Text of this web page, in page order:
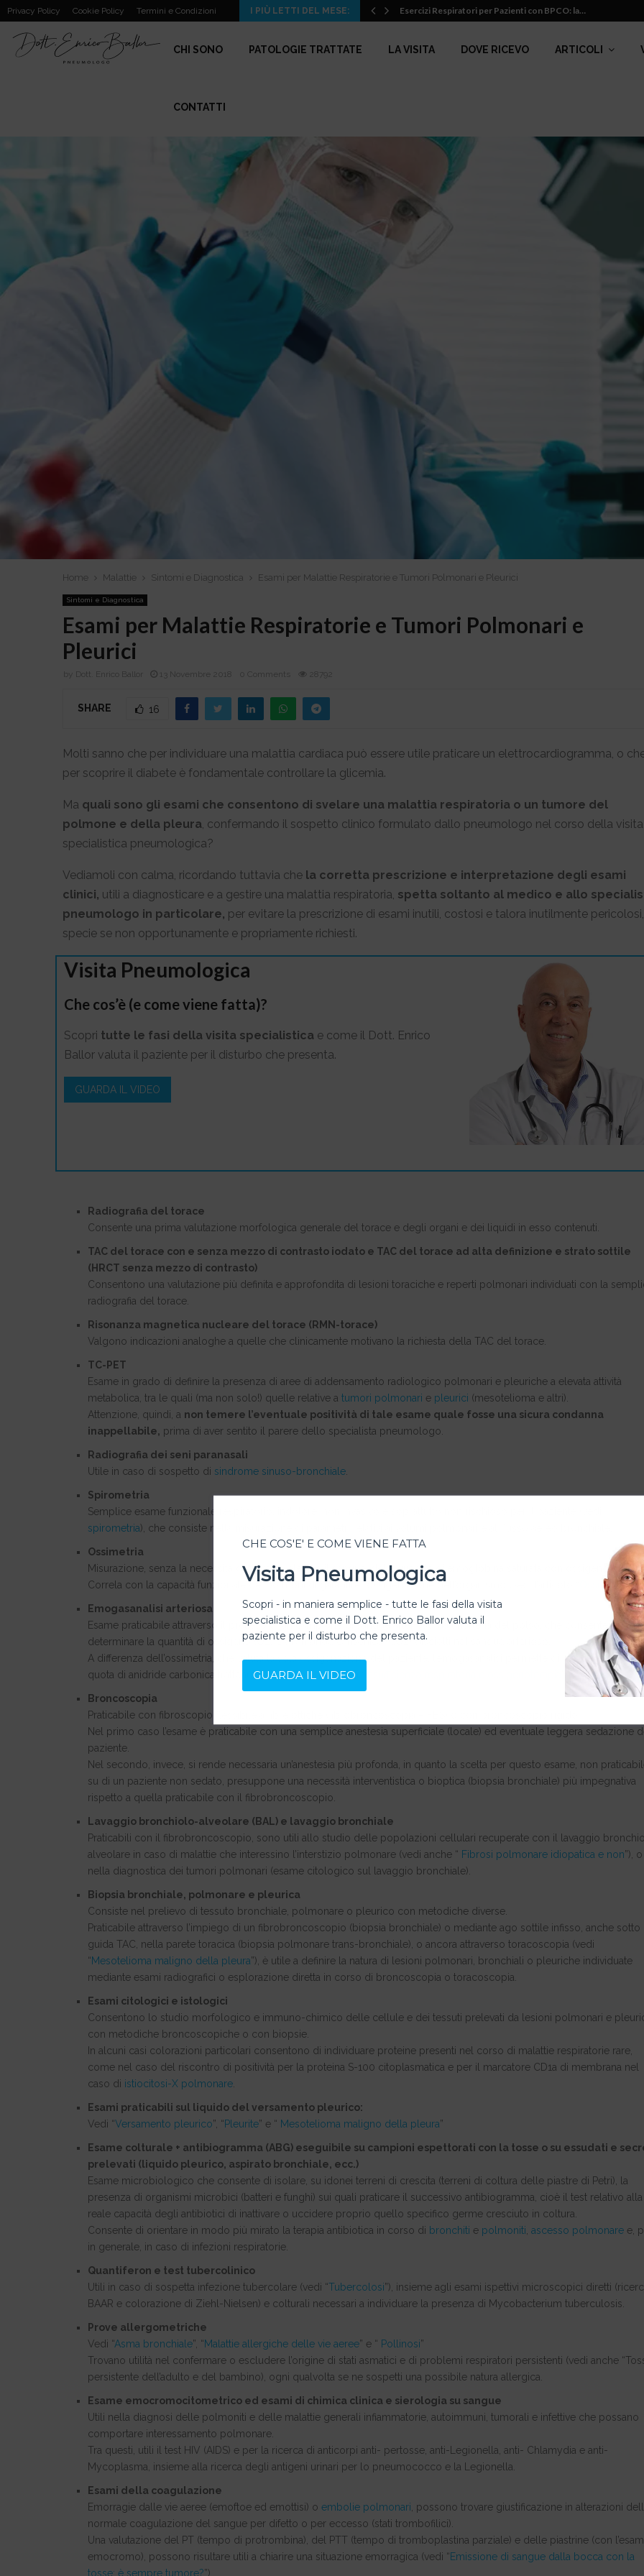
Privacy Policy Cookie Policy Termini e Condizioni I PIÙ LETTI DEL MESE:
Disventilazione Parenchimale, Strie Fibrotiche e Peribronchite nella… Esercizi Respiratori per Pazienti con BPCO: la…
CHI SONO PATOLOGIE TRATTATE LA VISITA DOVE RICEVO ARTICOLI
CONTATTI
Home Malattie Sintomi e Diagnostica Esami per Malattie Respiratorie e Tumori Polmonari e Pleurici
Sintomi e Diagnostica
Esami per Malattie Respiratorie e Tumori Polmonari e
Pleurici
Dott. Enrico Ballor 13 Novembre 2018 0 Comments 28792
SHARE 16
Molti sanno che per individuare una malattia cardiaca può essere utile praticare un elettrocardiogramma, o
per scoprire il diabete è fondamentale controllare la glicemia.
Ma quali sono gli esami che consentono di svelare una malattia respiratoria o un tumore del
polmone e della pleura, confermando il sospetto clinico formulato dallo pneumologo nel corso della visita
specialistica pneumologica?
Vediamoli con calma, ricordando tuttavia che la corretta prescrizione e interpretazione degli esami
clinici, utili a diagnosticare e a gestire una malattia respiratoria, spetta soltanto al medico e allo
pneumologo in particolare, per evitare la prescrizione di esami inutili, costosi e talora inutilmente pericolosi,
specie se non opportunamente e propriamente richiesti.
Visita Pneumologica
Che cos’è (e come viene fatta)?
Scopri tutte le fasi della visita specialistica e come il Dott. Enrico
Ballor valuta il paziente per il disturbo che presenta.
GUARDA IL VIDEO
Radiografia del torace
Consente una prima valutazione morfologica generale del torace e degli organi e dei liquidi in esso contenuti.
TAC del torace con e senza mezzo di contrasto iodato e TAC del torace ad alta definizione e strato sottile
(HRCT senza mezzo di contrasto)
Consentono una valutazione più definita e approfondita di lesioni toraciche e reperti polmonari individuati con la
radiografia del torace.
Risonanza magnetica nucleare del torace (RMN-torace)
Valgono indicazioni analoghe a quelle che clinicamente motivano la richiesta della TAC del torace.
TC-PET
Esame in grado di definire la presenza di aree di addensamento radiologico polmonari e pleuriche a elevata attività
metabolica, tra le quali (ma non solo!) quelle relative a tumori polmonari e pleurici (mesotelioma e altri).
Attenzione, quindi, a non temere l’eventuale positività di tale esame quale fosse una sicura condanna
inappellabile, prima di aver sentito il parere dello specialista pneumologo.
Radiografia dei seni paranasali
Utile in caso di sospetto di sindrome sinuso-bronchiale
Spirometria
Semplice esame funzionale respiratorio, indolore, non invasivo e soprattutto non rischioso per il paziente (vedi
spirometria), che consiste nella misurazione di parametri relativi ai volumi polmonari e al flusso aereo bronchiale.
Ossimetria
Misurazione, senza la necessità di dover prelevare il sangue, della quantità di emoglobina saturata con ossigeno.
Correla con la capacità funzionale dei polmoni di garantire l’ossigenazione dell’organismo (vedi l’articolo “
Ossimetria”).
Emogasanalisi arteriosa
Esame praticabile attraverso il prelievo di un campione di sangue arterioso da un’arteria del polso, che consente di
determinare la quantità di ossigeno (O2) e di anidride carbonica (CO2) disciolti nel sangue arterioso.
A differenza dell’ossimetria, che valuta la sola ossigenazione del paziente, l’emogasanalisi permette di misurare anche la
quota di anidride carbonica trattenuta e non eliminata (vedi “
Broncoscopia
Praticabile con fibroscopio flessibile a fibre ottiche (fibrobroncoscopia – FBS) o con broncoscopio rigido.
Nel primo caso l’esame è praticabile con una semplice anestesia superficiale (locale) ed eventuale leggera sedazione
paziente.
Nel secondo, invece, si rende necessaria un’anestesia più profonda, in quanto la scelta per questo esame, non
su di un paziente non sedato, presuppone una necessità interventistica o bioptica (biopsia bronchiale) più impegnativa
rispetto a quella praticabile con il fibrobroncoscopio.
Lavaggio bronchiolo-alveolare (BAL) e lavaggio bronchiale
Praticabili con il fibrobroncoscopio, sono utili allo studio delle popolazioni cellulari recuperate con il lavaggio
alveolare in caso di malattie che interessino l’interstizio polmonare (vedi anche “ Fibrosi polmonare idiopatica e non”), o
nella diagnostica dei tumori polmonari (esame citologico sul lavaggio bronchiale).
Biopsia bronchiale, polmonare e pleurica
Consiste nel prelievo di tessuto bronchiale, polmonare o pleurico con metodiche diverse.
Praticabile attraverso l’impiego di un fibrobroncoscopio (biopsia bronchiale) o mediante ago sottile infisso, anche sotto
guida TAC, nella parete toracica (biopsia polmonare trans-bronchiale), o ancora attraverso toracoscopia (vedi
“Mesotelioma maligno della pleura”), è utile a definire la natura di lesioni polmonari, bronchiali o pleuriche individuate
mediante esami radiografici o esplorazione diretta in corso di broncoscopia o toracoscopia.
Esami citologici e istologici
Consentono lo studio morfologico e immuno-chimico delle cellule e dei tessuti prelevati da lesioni polmonari e
con metodiche broncoscopiche o con biopsie.
In alcuni casi colorazioni particolari consentono di individuare proteine presenti nel corso di malattie respiratorie rare,
come nel caso del riscontro di positività per la proteina S-100 citoplasmatica e per il marcatore CD1a di membrana nel
caso di istiocitosi-X polmonare
Esami praticabili sul liquido del versamento pleurico:
Vedi “Versamento pleurico”, “Pleurite” e “ Mesotelioma maligno della pleura”
Esame colturale + antibiogramma (ABG) eseguibile su campioni espettorati con la tosse o su essudati e
prelevati (liquido pleurico, aspirato bronchiale, ecc.)
Esame microbiologico che consente di isolare, su idonei terreni di crescita (terreni di coltura delle piastre di Petri), la
presenza di organismi microbici (batteri e funghi) sui quali praticare il successivo antibiogramma, cioè il test relativo alla
reale capacità degli antibiotici di inattivare o uccidere proprio quello specifico germe cresciuto in coltura.
Consente di orientare in modo più mirato la terapia antibiotica in corso di bronchiti e polmoniti ascesso polmonare e,
in generale, in caso di infezioni respiratorie.
Quantiferon e test tubercolinico
Utili in caso di sospetta infezione tubercolare (vedi “Tubercolosi”), insieme agli esami ispettivi microscopici diretti
BAAR e colorazione di Ziehl-Nielsen) e colturali necessari a individuare la presenza di Mycobacterium tuberculosis.
Prove allergometriche
Vedi “Asma bronchiale”, “Malattie allergiche delle vie aeree” e “ Pollinosi”
Trovano utilità nel confermare o escludere l’origine di stati asmatici e di problemi respiratori persistenti (vedi anche
persistente dell’adulto e del bambino), ogni qualvolta se ne sospetti una possibile natura allergica.
Esame emocromocitometrico ed esami di chimica clinica e sierologia su sangue
Utili nella diagnosi delle polmoniti e delle malattie generali infiammatorie, autoimmuni, tumorali e infettive che possano
comportare interessamento polmonare.
Tra questi, utili il test HIV (AIDS) e per la ricerca di anticorpi anti- pertosse, anti-Legionella, anti- Chlamydia e anti-
Mycoplasma, insieme alla ricerca degli antigeni urinari per lo pneumococco e la Legionella.
Esami della coagulazione
Emorragie dalle vie aeree (emoftoe ed emottisi) o embolie polmonari , possono trovare giustificazione in alterazioni
normale coagulazione del sangue per difetto o per eccesso (stati trombofilici).
Una valutazione del PT (tempo di protrombina), del PTT (tempo di tromboplastina parziale) e delle piastrine (con
emocromo), possono risultare utili a chiarire una situazione emorragica (vedi “Emissione di sangue dalla bocca con la
tosse: è sempre tumore?”).
CHE COS'E' E COME VIENE FATTA
Visita Pneumologica
Scopri - in maniera semplice - tutte le fasi della visita
specialistica e come il Dott. Enrico Ballor valuta il
paziente per il disturbo che presenta.
GUARDA IL VIDEO